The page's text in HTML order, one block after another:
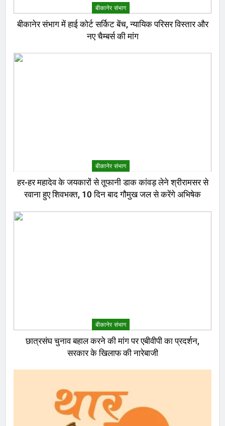
बीकानेर संभाग
बीकानेर संभाग में हाई कोर्ट सर्किट बेंच, न्यायिक परिसर विस्तार और
नए चैम्बर्स की मांग
बीकानेर संभाग
हर-हर महादेव के जयकारों से तूफानी डाक कांवड़ लेने श्रीरामसर से
रवाना हुए शिवभक्त, 10 दिन बाद गौमुख जल से करेंगे अभिषेक
बीकानेर संभाग
छात्रसंघ चुनाव बहाल करने की मांग पर एबीवीपी का प्रदर्शन,
सरकार के खिलाफ की नारेबाजी